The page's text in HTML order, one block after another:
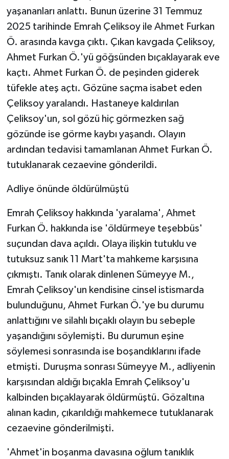
yaşananları anlattı. Bunun üzerine 31 Temmuz
2025 tarihinde Emrah Çeliksoy ile Ahmet Furkan
Ö. arasında kavga çıktı. Çıkan kavgada Çeliksoy,
Ahmet Furkan Ö.'yü göğsünden bıçaklayarak eve
kaçtı. Ahmet Furkan Ö. de peşinden giderek
tüfekle ateş açtı. Gözüne saçma isabet eden
Çeliksoy yaralandı. Hastaneye kaldırılan
Çeliksoy'un, sol gözü hiç görmezken sağ
gözünde ise görme kaybı yaşandı. Olayın
ardından tedavisi tamamlanan Ahmet Furkan Ö.
tutuklanarak cezaevine gönderildi.
Adliye önünde öldürülmüştü
Emrah Çeliksoy hakkında 'yaralama', Ahmet
Furkan Ö. hakkında ise 'öldürmeye teşebbüs'
suçundan dava açıldı. Olaya ilişkin tutuklu ve
tutuksuz sanık 11 Mart'ta mahkeme karşısına
çıkmıştı. Tanık olarak dinlenen Sümeyye M.,
Emrah Çeliksoy'un kendisine cinsel istismarda
bulunduğunu, Ahmet Furkan Ö.'ye bu durumu
anlattığını ve silahlı bıçaklı olayın bu sebeple
yaşandığını söylemişti. Bu durumun eşine
söylemesi sonrasında ise boşandıklarını ifade
etmişti. Duruşma sonrası Sümeyye M., adliyenin
karşısından aldığı bıçakla Emrah Çeliksoy'u
kalbinden bıçaklayarak öldürmüştü. Gözaltına
alınan kadın, çıkarıldığı mahkemece tutuklanarak
cezaevine gönderilmişti.
'Ahmet'in boşanma davasına oğlum tanıklık